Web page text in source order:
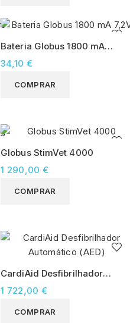
Bateria Globus 1800 mA
7,2V
34,10 €
COMPRAR
Globus StimVet 4000
1 290,00 €
COMPRAR
CardiAid Desfibrilhador
Automático (AED)
1 722,00 €
COMPRAR